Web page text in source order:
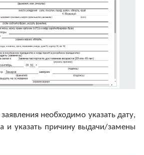
необходимо указать дату,
и указать причину выдачи/замены